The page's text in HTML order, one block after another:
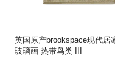
英国原产brookspace现代居
玻璃画 热带鸟类 III